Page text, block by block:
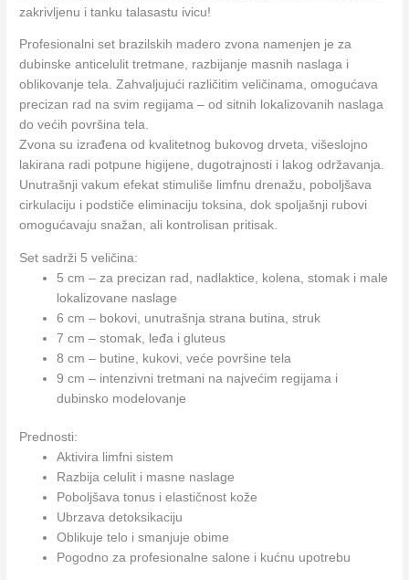
zakrivljenu i tanku talasastu ivicu!
Profesionalni set brazilskih madero zvona namenjen je za
dubinske anticelulit tretmane, razbijanje masnih naslaga i
oblikovanje tela. Zahvaljujući različitim veličinama, omogućava
precizan rad na svim regijama – od sitnih lokalizovanih naslaga
do većih površina tela.
Zvona su izrađena od kvalitetnog bukovog drveta, višeslojno
lakirana radi potpune higijene, dugotrajnosti i lakog održavanja.
Unutrašnji vakum efekat stimuliše limfnu drenažu, poboljšava
cirkulaciju i podstiče eliminaciju toksina, dok spoljašnji rubovi
omogućavaju snažan, ali kontrolisan pritisak.
Set sadrži 5 veličina:
5 cm – za precizan rad, nadlaktice, kolena, stomak i male
lokalizovane naslage
6 cm – bokovi, unutrašnja strana butina, struk
7 cm – stomak, leđa i gluteus
8 cm – butine, kukovi, veće površine tela
9 cm – intenzivni tretmani na najvećim regijama i
dubinsko modelovanje
Prednosti:
Aktivira limfni sistem
Razbija celulit i masne naslage
Poboljšava tonus i elastičnost kože
Ubrzava detoksikaciju
Oblikuje telo i smanjuje obime
Pogodno za profesionalne salone i kućnu upotrebu